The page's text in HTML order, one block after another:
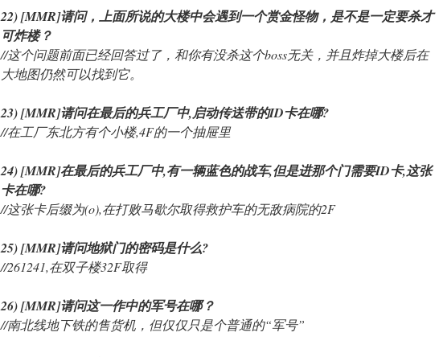
22) [MMR]请问，上面所说的大楼中会遇到一个赏金怪物，是不是一定要杀才
可炸楼？
//这个问题前面已经回答过了，和你有没杀这个boss无关，并且炸掉大楼后在
大地图仍然可以找到它。
23) [MMR]请问在最后的兵工厂中,启动传送带的ID卡在哪?
//在工厂东北方有个小楼,4F的一个抽屉里
24) [MMR]在最后的兵工厂中,有一辆蓝色的战车,但是进那个门需要ID卡,这张
卡在哪?
//这张卡后缀为(o),在打败马歇尔取得救护车的无敌病院的2F
25) [MMR]请问地狱门的密码是什么?
//261241,在双子楼32F取得
26) [MMR]请问这一作中的军号在哪？
//南北线地下铁的售货机，但仅仅只是个普通的“军号”